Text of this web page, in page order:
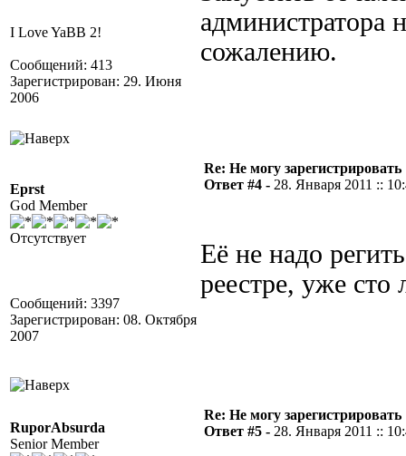
I Love YaBB 2!
Сообщений: 413
Зарегистрирован: 29. Июня
2006
администратора
сожалению.
Eprst
God Member
Отсутствует
Сообщений: 3397
Зарегистрирован: 08. Октября
2007
Re: Не могу
Ответ #4 - 28. Января 2011 ::
Её не надо
реестре, уже сто
RuporAbsurda
Senior Member
Re: Не могу
Ответ #5 - 28. Января 2011 ::